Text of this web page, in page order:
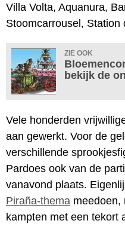
Villa Volta, Aquanura,
Stoomcarrousel, Station
ZIE OOK
bekijk de
Vele honderden
aan gewerkt. Voor de
verschillende
Pardoes ook van de
vanavond plaats.
Piraña-thema meedoen,
kampten met een tekort